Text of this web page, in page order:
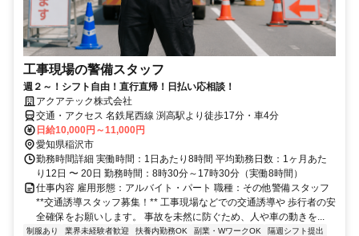
工事現場の警備スタッフ
週２～！シフト自由！直行直帰！日払い応相談！
アクアテック株式会社
交通・アクセス 名鉄尾西線 渕高駅より徒歩17分・車4分
日給10,000円～11,000円
愛知県稲沢市
勤務時間詳細 実働時間：1日あたり8時間 平均勤務日数：1ヶ月あた
り12日 〜 20日 勤務時間：8時30分～17時30分（実働8時間）
仕事内容 雇用形態：アルバイト・パート 職種：その他警備スタッフ
**交通誘導スタッフ募集！** 工事現場などでの交通誘導や 歩行者の安
全確保をお願いします。 事故を未然に防ぐため、人や車の動きを...
制服あり 業界未経験者歓迎 扶養内勤務OK 副業・WワークOK
隔週シフト提出